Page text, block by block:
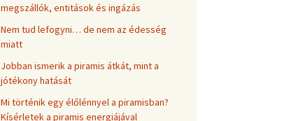
megszállók, entitások és ingázás
Nem tud lefogyni… de nem az édesség
miatt
Jobban ismerik a piramis átkát, mint a
jótékony hatását
Mi történik egy élőlénnyel a piramisban?
Kísérletek a piramis energiájával